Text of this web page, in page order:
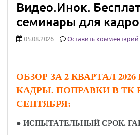
Видео.Инок.
семинары для
05.08.2026 Оставить комментарий
ОБЗОР ЗА 2 КВАРТАЛ 2026
КАДРЫ. ПОПРАВКИ В ТК
СЕНТЯБРЯ:
● ИСПЫТАТЕЛЬНЫЙ СРОК.